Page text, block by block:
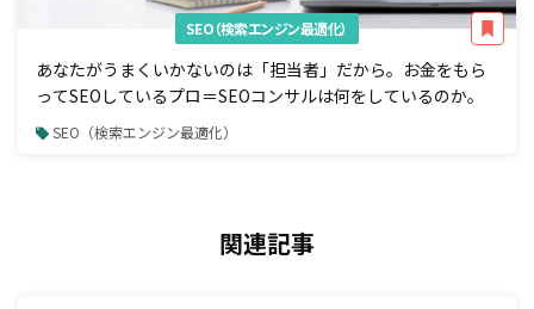
SEO（検索エンジン最適化）
あなたがうまくいかないのは「担当者」だから。お金をもら
ってSEOしているプロ＝SEOコンサルは何をしているのか。
SEO（検索エンジン最適化）
関連記事